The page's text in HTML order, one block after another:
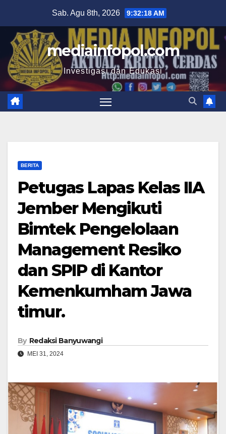
content
Sab. Agu 8th, 2026 9:32:19 AM
mediainfopol.com
Investigasi dan Edukasi
BERITA
Petugas Lapas Kelas IIA
Jember Mengikuti
Bimtek Pengelolaan
Management Resiko
dan SPIP di Kantor
Kemenkumham Jawa
timur.
By Redaksi Banyuwangi
MEI 31, 2024